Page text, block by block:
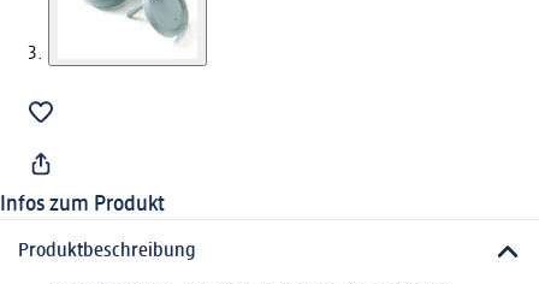
Infos zum Produkt
Produktbeschreibung